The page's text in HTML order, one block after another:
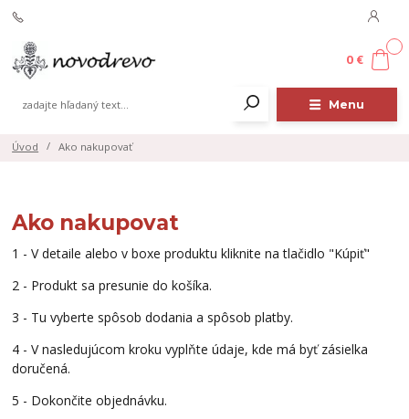
Menu
0 €
Úvod Ako nakupovať
Ako nakupovat
1 - V detaile alebo v boxe produktu kliknite na tlačidlo "Kúpiť"
2 - Produkt sa presunie do košíka.
3 - Tu vyberte spôsob dodania a spôsob platby.
4 - V nasledujúcom kroku vyplňte údaje, kde má byť zásielka
doručená.
5 - Dokončite objednávku.